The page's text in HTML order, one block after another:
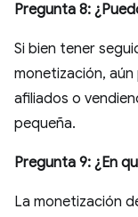
Pregunta 8:
Si bien tener
monetización,
afiliados o
pequeña.
Pregunta 9: ¿En
La monetización